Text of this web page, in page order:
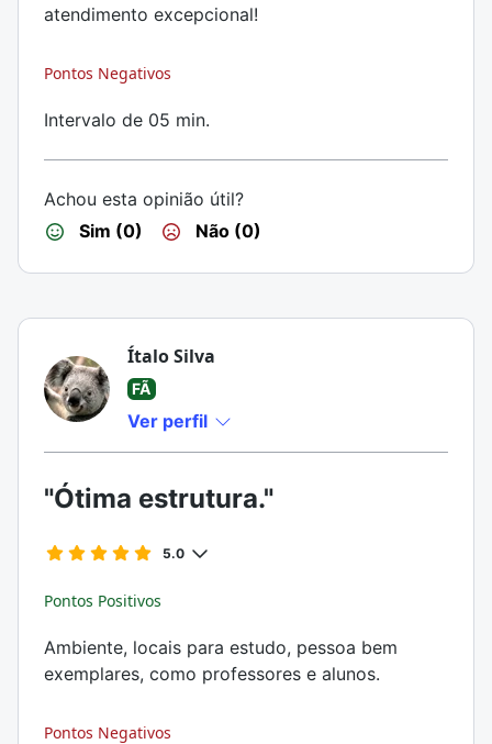
atendimento excepcional!
Pontos Negativos
Intervalo de 05 min.
Achou esta opinião útil?
Sim (0)
Não (0)
Ítalo Silva
FÃ
Ver perfil
"Ótima estrutura."
5.0
Pontos Positivos
Ambiente, locais para estudo, pessoa bem
exemplares, como professores e alunos.
Pontos Negativos